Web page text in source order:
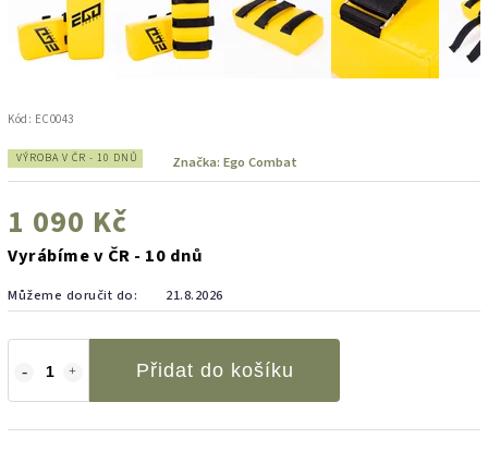
Kód: EC0043
VÝROBA V ČR - 10 DNŮ Značka: Ego Combat
1 090 Kč
Vyrábíme v ČR - 10 dnů
Můžeme doručit do: 21.8.2026
Přidat do košíku